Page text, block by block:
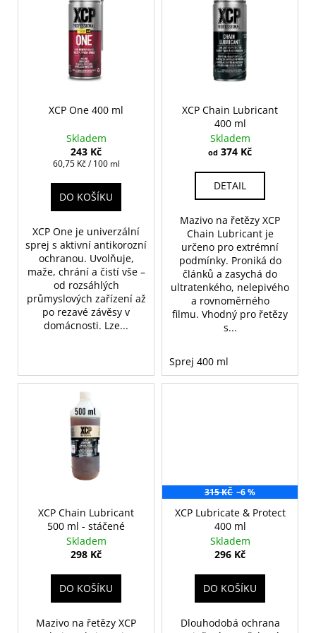
XCP One 400 ml
Skladem
243 Kč
Měrná
60,75 Kč / 100 ml
DO KOŠÍKU
XCP One je univerzální
sprej s aktivní antikorozní
ochranou. Uvolňuje,
maže, chrání a čistí vše –
od rozsáhlých
průmyslových zařízení až
po rezavé závěsy v
domácnosti. Lze...
XCP Chain Lubricant
400 ml
Skladem
od 374 Kč
DETAIL
Mazivo na řetězy XCP
Chain Lubricant je
určeno pro extrémní
podmínky. Proniká do
článků a zasychá do
ultratenkého, nelepivého
a rovnoměrného
filmu. Vhodný pro řetězy
s...
Sprej 400 ml
XCP Chain Lubricant
500 ml - stáčené
Skladem
298 Kč
DO KOŠÍKU
Mazivo na řetězy XCP
315 KČ –6 %
XCP Lubricate & Protect
400 ml
Skladem
296 Kč
DO KOŠÍKU
Dlouhodobá ochrana